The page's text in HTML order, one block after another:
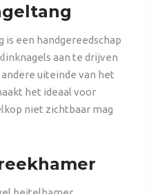
is een handgereedschap
aan te drijven
uiteinde van het
het ideaal voor
niet zichtbaar mag